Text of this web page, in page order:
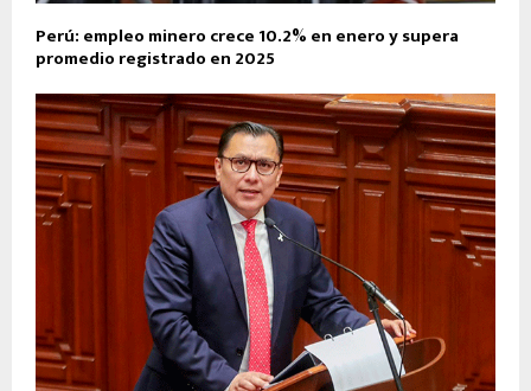
Perú: empleo minero crece 10.2% en enero y supera
promedio registrado en 2025